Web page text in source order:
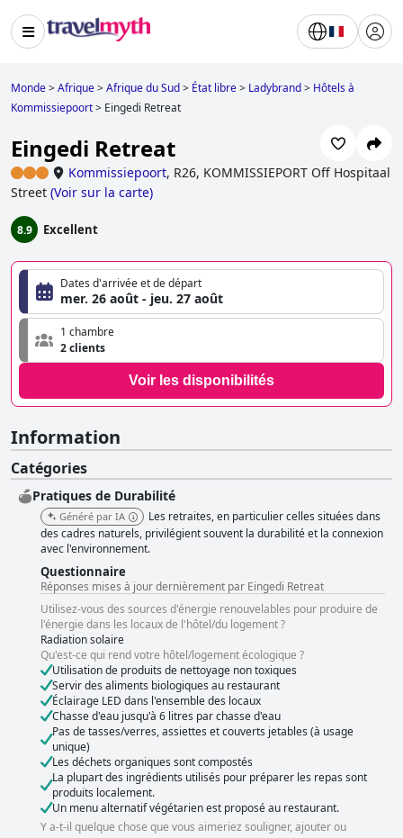
Monde>Afrique>Afrique du Sud> État libre> Ladybrand> Hôtels à
Kommissiepoort> Eingedi Retreat
Eingedi Retreat
Kommissiepoort, R26, KOMMISSIEPORT Off Hospitaal
Street (Voir sur la carte)
8.9 Excellent
Dates d'arrivée et de départ
mer. 26 août - jeu. 27 août
1 chambre
2 clients
Voir les disponibilités
Information
Catégories
Pratiques de Durabilité
Généré par IA
Les retraites, en particulier celles situées dans
des cadres naturels, privilégient souvent la durabilité et la connexion
avec l'environnement.
Questionnaire
Réponses mises à jour dernièrement par Eingedi Retreat
Utilisez-vous des sources d'énergie renouvelables pour produire de
l'énergie dans les locaux de l'hôtel/du logement ?
Radiation solaire
Qu'est-ce qui rend votre hôtel/logement écologique ?
Utilisation de produits de nettoyage non toxiques
Servir des aliments biologiques au restaurant
Éclairage LED dans l'ensemble des locaux
Chasse d'eau jusqu'à 6 litres par chasse d'eau
Pas de tasses/verres, assiettes et couverts jetables (à usage
unique)
Les déchets organiques sont compostés
La plupart des ingrédients utilisés pour préparer les repas sont
produits localement.
Un menu alternatif végétarien est proposé au restaurant.
Y a-t-il quelque chose que vous aimeriez souligner, ajouter ou